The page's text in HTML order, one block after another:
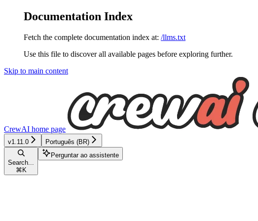
Documentation Index
Fetch the complete documentation index at: /llms.txt
Use this file to discover all available pages before exploring further.
Skip to main content
CrewAI home page
v1.11.0 Português (BR)
Search...
⌘ K
Perguntar ao assistente